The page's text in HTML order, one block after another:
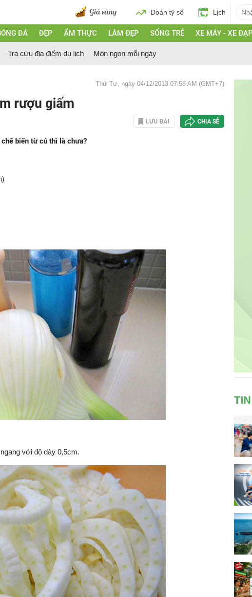
Đoán tỷ số Lịch
ĐÁ ĐẸP ẨM THỰC LÀM ĐẸP SỐNG TRẺ XE MÁY - XE ĐẠP
Tra cứu địa điểm du lịch Món ngon mỗi ngày
Thứ Tư, ngày 04/12/2013 07:58 AM (GMT+7)
rượu giấm
LƯU BÀI CHIA SẺ
biến từ củ thì là chưa?
với độ dày 0,5cm.